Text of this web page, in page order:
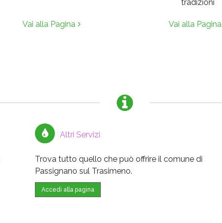
Vai alla Pagina
tradizioni
Vai alla Pagina
Altri Servizi
Trova tutto quello che può offrire il comune di
Passignano sul Trasimeno.
Accedi alla pagina